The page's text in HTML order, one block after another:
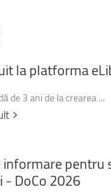
laplatforma
de 3 ani de la crearea ...
informarepentru
-DoCo2026